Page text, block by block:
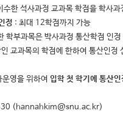
한 석사과정 교과목 학점을 학사과
정 : 최대 12학점까지 가능
학부과목은 박사과정 통산학점 인정
교과목의 학점에 한하여 통산인
영을 위하여 입학 첫 학기에 통산인
(hannahkim@snu.ac.kr)